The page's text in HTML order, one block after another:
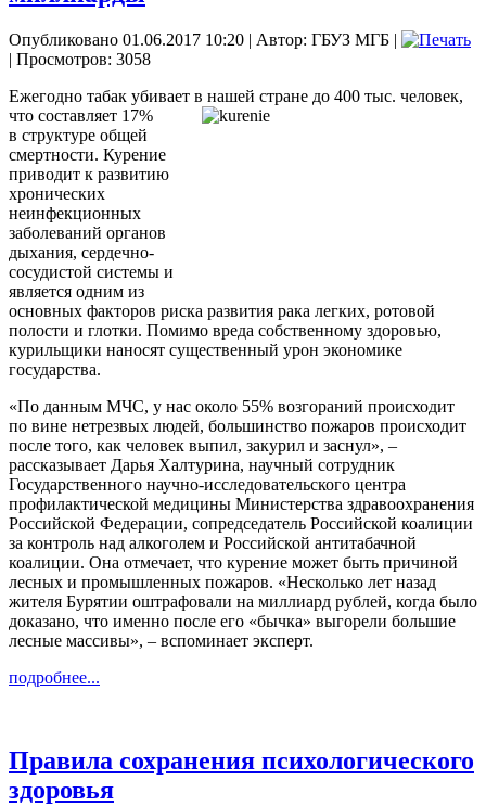
Опубликовано 01.06.2017 10:20 | Автор: ГБУЗ МГБ |
| Просмотров: 3058
Ежегодно табак убивает в нашей стране до 400 тыс. человек,
что составляет 17%
в структуре общей
смертности. Курение
приводит к развитию
хронических
неинфекционных
заболеваний органов
дыхания, сердечно-
сосудистой системы и
является одним из
основных факторов риска развития рака легких, ротовой
полости и глотки. Помимо вреда собственному здоровью,
курильщики наносят существенный урон экономике
государства.
«По данным МЧС, у нас около 55% возгораний происходит
по вине нетрезвых людей, большинство пожаров происходит
после того, как человек выпил, закурил и заснул», –
рассказывает Дарья Халтурина, научный сотрудник
Государственного научно-исследовательского центра
профилактической медицины Министерства здравоохранения
Российской Федерации, сопредседатель Российской коалиции
за контроль над алкоголем и Российской антитабачной
коалиции. Она отмечает, что курение может быть причиной
лесных и промышленных пожаров. «Несколько лет назад
жителя Бурятии оштрафовали на миллиард рублей, когда было
доказано, что именно после его «бычка» выгорели большие
лесные массивы», – вспоминает эксперт.
подробнее...
Правила сохранения психологического
здоровья